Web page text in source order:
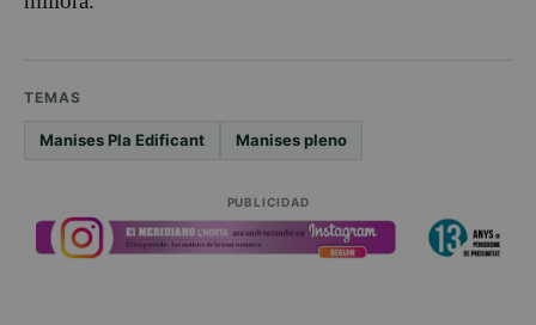
TEMAS
Manises Pla Edificant Manises pleno
PUBLICIDAD